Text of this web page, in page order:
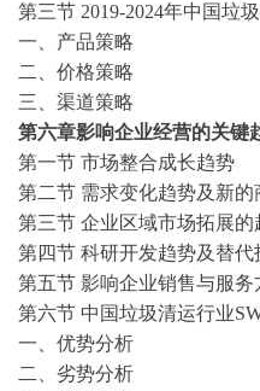
第三节 2019-2024年中国垃
一、产品策略
二、价格策略
三、渠道策略
第六章影响企业经营的关键
第一节 市场整合成长趋势
第二节 需求变化趋势及新的
第三节 企业区域市场拓展的
第四节 科研开发趋势及替代
第五节 影响企业销售与服
第六节 中国垃圾清运行业
一、优势分析
二、劣势分析